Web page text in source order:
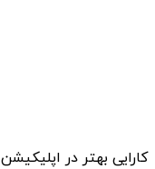
کارایی بهتر در اپلیکیشن